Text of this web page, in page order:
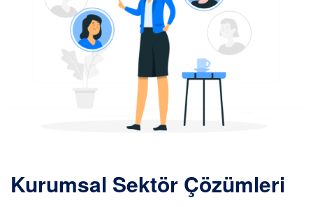
Kurumsal Sektör Çözümleri